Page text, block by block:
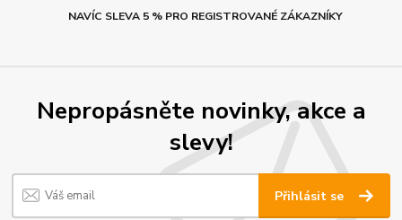
NAVÍC SLEVA 5 % PRO REGISTROVANÉ ZÁKAZNÍKY
Nepropásněte novinky, akce a
slevy!
Přihlásit se